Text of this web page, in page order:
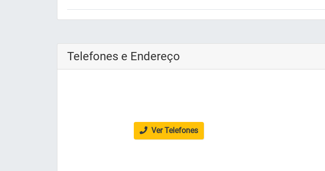
Telefones e Endereço
Ver Telefones